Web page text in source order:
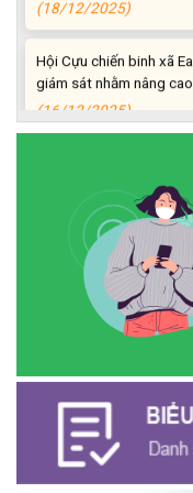
Hội Cựu chiến binh xã
giám sát nhằm nâng
(16/12/2025)
(26/11/2025)
Hiệu quả từ nguồn vốn
các hộ nghèo, cận
(20/10/2025)
Ea Kiết
(23/04/2026)
NIỀM VUI CỦA NGƯỜI